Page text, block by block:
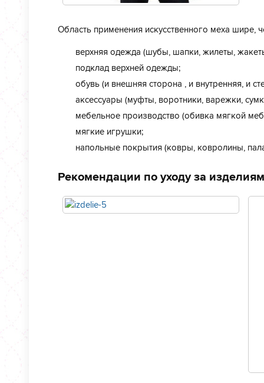
Область применения искусственного меха шире,
верхняя одежда (шубы, шапки, жилеты,
подклад верхней одежды;
обувь (и внешняя сторона , и внутренняя, и
аксессуары (муфты, воротники, варежки,
мебельное производство (обивка мягкой
мягкие игрушки;
напольные покрытия (ковры, ковролины,
Рекомендации по уходу за